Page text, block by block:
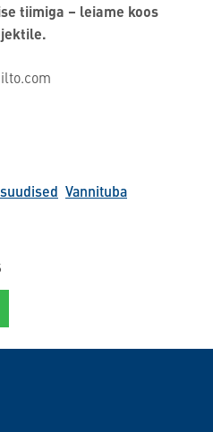
tiimiga – leiame koos
Vannituba